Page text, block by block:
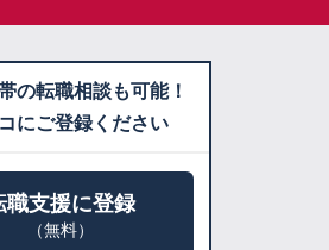
の転職相談も可能！
にご登録ください
職支援に登録
（無料）